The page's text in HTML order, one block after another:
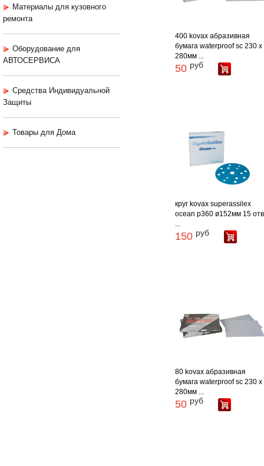
Материалы для кузовного
ремонта
Оборудование для
АВТОСЕРВИСА
Средства Индивидуальной
Защиты
Товары для Дома
400 kovax абразивная
бумага waterproof sc 230 х
280мм ...
50 руб
круг kovax superassilex
ocean p360 ø152мм 15
...
150 руб
80 kovax абразивная
бумага waterproof sc 230 х
280мм ...
50 руб